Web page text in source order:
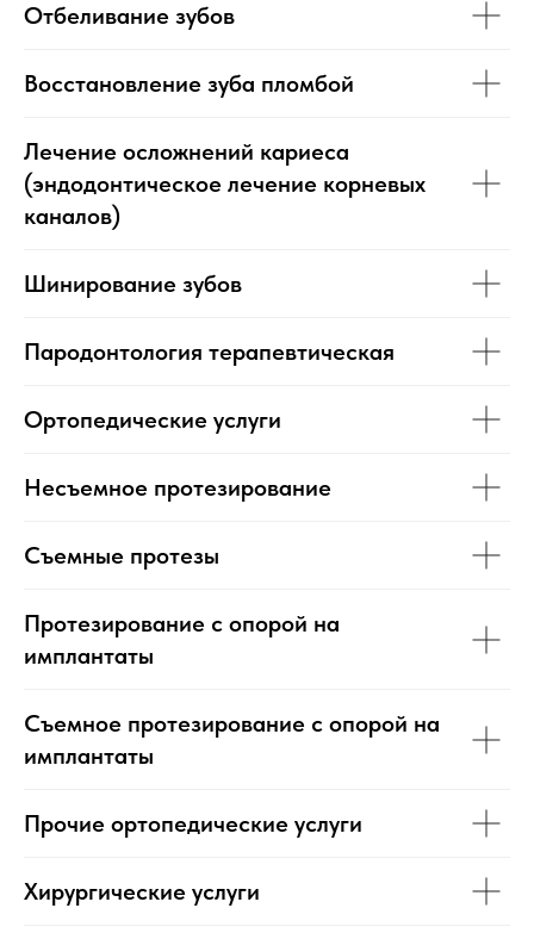
Отбеливание зубов
Восстановление зуба пломбой
Лечение осложнений кариеса
(эндодонтическое лечение корневых
каналов)
Шинирование зубов
Пародонтология терапевтическая
Ортопедические услуги
Несъемное протезирование
Съемные протезы
Протезирование с опорой на
имплантаты
Съемное протезирование с опорой на
имплантаты
Прочие ортопедические услуги
Хирургические услуги